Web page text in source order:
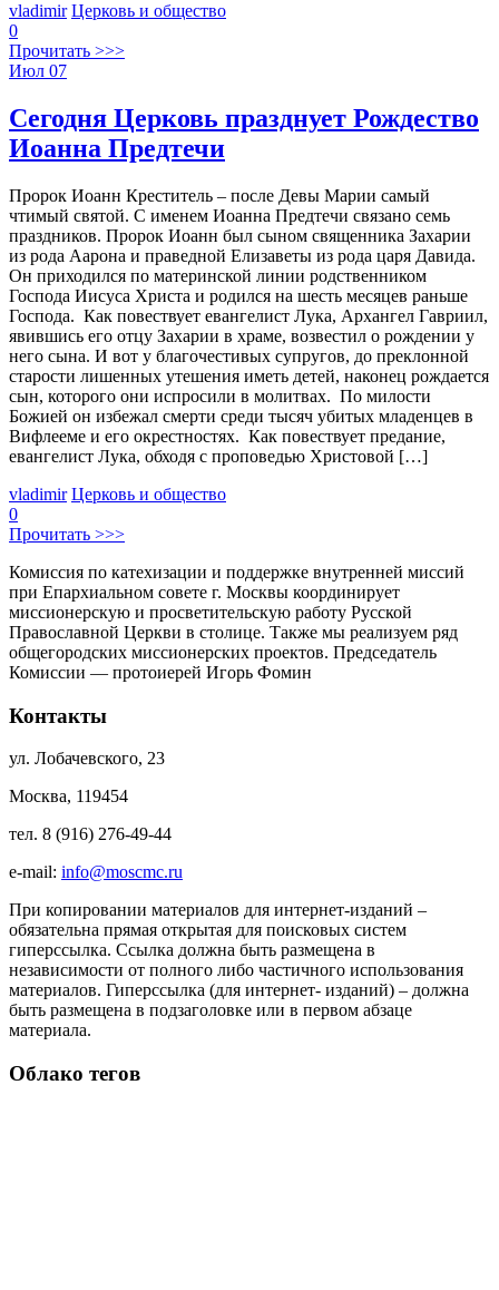
vladimir Церковь и общество
0
Прочитать >>>
Июл 07
Сегодня Церковь празднует Рождество
Иоанна Предтечи
Пророк Иоанн Креститель – после Девы Марии самый
чтимый святой. С именем Иоанна Предтечи связано семь
праздников. Пророк Иоанн был сыном священника Захарии
из рода Аарона и праведной Елизаветы из рода царя Давида.
Он приходился по материнской линии родственником
Господа Иисуса Христа и родился на шесть месяцев раньше
Господа. Как повествует евангелист Лука, Архангел Гавриил,
явившись его отцу Захарии в храме, возвестил о рождении у
него сына. И вот у благочестивых супругов, до преклонной
старости лишенных утешения иметь детей, наконец рождается
сын, которого они испросили в молитвах. По милости
Божией он избежал смерти среди тысяч убитых младенцев в
Вифлееме и его окрестностях. Как повествует предание,
евангелист Лука, обходя с проповедью Христовой […]
vladimir Церковь и общество
0
Прочитать >>>
Комиссия по катехизации и поддержке внутренней миссий
при Епархиальном совете г. Москвы координирует
миссионерскую и просветительскую работу Русской
Православной Церкви в столице. Также мы реализуем ряд
общегородских миссионерских проектов. Председатель
Комиссии — протоиерей Игорь Фомин
Контакты
ул. Лобачевского, 23
Москва, 119454
тел. 8 (916) 276-49-44
e-mail: info@moscmc.ru
При копировании материалов для интернет-изданий –
обязательна прямая открытая для поисковых систем
гиперссылка. Ссылка должна быть размещена в
независимости от полного либо частичного использования
материалов. Гиперссылка (для интернет- изданий) – должна
быть размещена в подзаголовке или в первом абзаце
материала.
Облако тегов